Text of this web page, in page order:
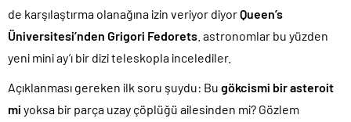
de karşılaştırma olanağına izin veriyor diyorQueen’s
Üniversitesi’nden Grigori Fedorets . astronomlar bu yüzden
yeni mini ay’ı bir dizi teleskopla incelediler.
Açıklanması gereken ilk soru şuydu: Bu gökcismi bir asteroit
mi yoksa bir parça uzay çöplüğü ailesinden mi? Gözlem